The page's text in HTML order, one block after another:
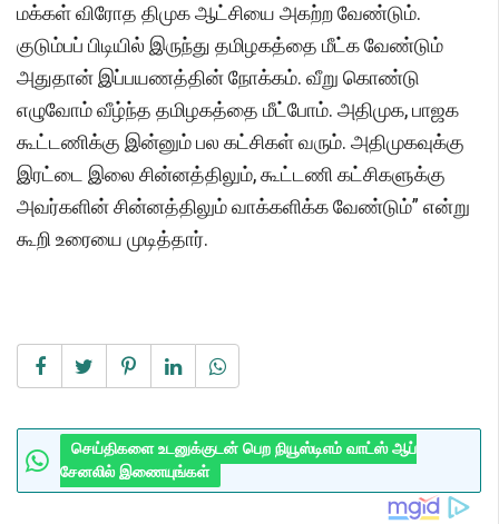
மக்கள் விரோத திமுக ஆட்சியை அகற்ற வேண்டும்.
குடும்பப் பிடியில் இருந்து தமிழகத்தை மீட்க வேண்டும்
அதுதான் இப்பயணத்தின் நோக்கம். வீறு கொண்டு
எழுவோம் வீழ்ந்த தமிழகத்தை மீட்போம். அதிமுக, பாஜக
கூட்டணிக்கு இன்னும் பல கட்சிகள் வரும். அதிமுகவுக்கு
இரட்டை இலை சின்னத்திலும், கூட்டணி கட்சிகளுக்கு
அவர்களின் சின்னத்திலும் வாக்களிக்க வேண்டும்” என்று
கூறி உரையை முடித்தார்.
செய்திகளை உடனுக்குடன் பெற நியூஸ்டிஎம் வாட்ஸ் ஆப்
சேனலில் இணையுங்கள்